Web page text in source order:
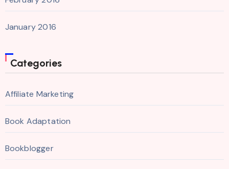
January 2016
Categories
Affiliate Marketing
Book Adaptation
Bookblogger